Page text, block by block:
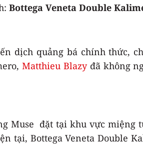
Bottega Veneta Double
dịch quảng bá chính thức,
Matthieu Blazyđã không
Muse đặt tại khu vực miệng
tại, Bottega Veneta Double